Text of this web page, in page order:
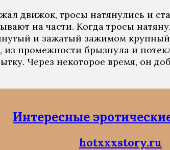
движок, тросы натянулись и
на части. Когда тросы
и зажатый зажимом
из промежности брызнула и
Через некоторое время, он
Интересные
hotxxxstory.ru